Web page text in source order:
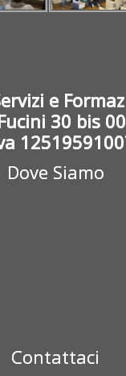
e
30 bis
Dove Siamo
Contattaci